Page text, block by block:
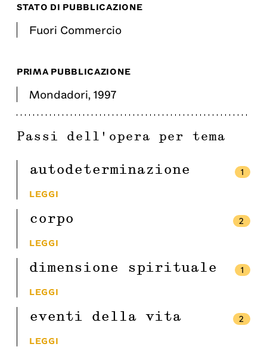
STATO DI PUBBLICAZIONE
Fuori Commercio
PRIMA PUBBLICAZIONE
Mondadori, 1997
Passi dell'opera per tema
autodeterminazione
1
LEGGI
corpo
2
LEGGI
dimensione spirituale
1
LEGGI
eventi della vita
2
LEGGI